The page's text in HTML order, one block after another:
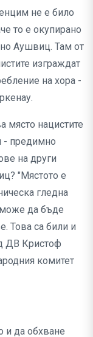
не е било
то е окупирано
Аушвиц. Там от
изграждат
на хора -
място нацистите
- предимно
на други
"Мястото е
гледна
да бъде
Това са били и
ДВ Кристоф
комитет
и да обхване